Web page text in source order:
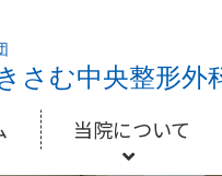
当院について